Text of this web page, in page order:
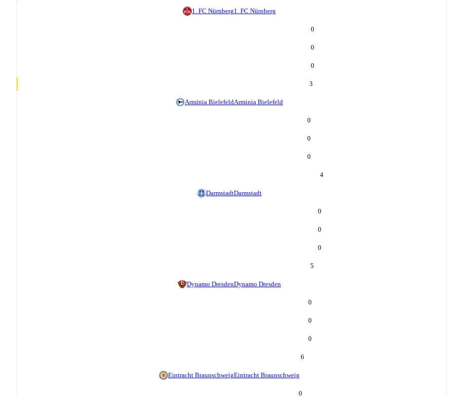
1. FC Nürnberg1. FC Nürnberg
0
0
0
3
Arminia BielefeldArminia Bielefeld
0
0
0
4
DarmstadtDarmstadt
0
0
0
5
Dynamo DresdenDynamo Dresden
0
0
0
6
Eintracht BraunschweigEintracht Braunschweig
0